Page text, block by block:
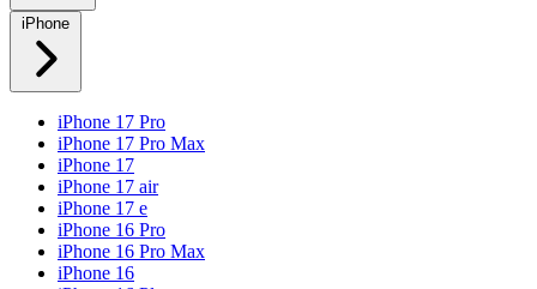
iPhone
iPhone 17 Pro
iPhone 17 Pro Max
iPhone 17
iPhone 17 air
iPhone 17 e
iPhone 16 Pro
iPhone 16 Pro Max
iPhone 16